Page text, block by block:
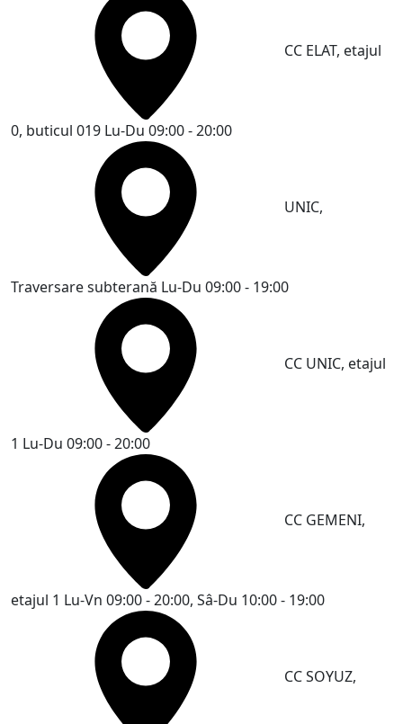
CC ELAT, etajul
0, buticul 019 Lu-Du 09:00 - 20:00
UNIC,
Traversare subterană Lu-Du 09:00 - 19:00
CC UNIC, etajul
1 Lu-Du 09:00 - 20:00
CC GEMENI,
etajul 1 Lu-Vn 09:00 - 20:00, Sâ-Du 10:00 - 19:00
CC SOYUZ,